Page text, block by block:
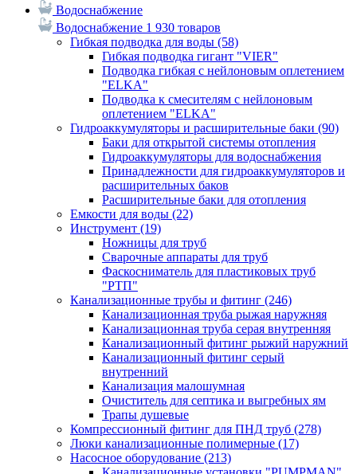
Водоснабжение
Водоснабжение 1 930 товаров
Гибкая подводка для воды (58)
Гибкая подводка гигант "VIER"
Подводка гибкая с нейлоновым оплетением
"ELKA"
Подводка к смесителям с нейлоновым
оплетением "ELKA"
Гидроаккумуляторы и расширительные баки (90)
Баки для открытой системы отопления
Гидроаккумуляторы для водоснабжения
Принадлежности для гидроаккумуляторов и
расширительных баков
Расширительные баки для отопления
Емкости для воды (22)
Инструмент (19)
Ножницы для труб
Сварочные аппараты для труб
Фаскосниматель для пластиковых труб
"РТП"
Канализационные трубы и фитинг (246)
Канализационная труба рыжая наружняя
Канализационная труба серая внутренняя
Канализационный фитинг рыжий наружний
Канализационный фитинг серый
внутренний
Канализация малошумная
Очиститель для септика и выгребных ям
Трапы душевые
Компрессионный фитинг для ПНД труб (278)
Люки канализационные полимерные (17)
Насосное оборудование (213)